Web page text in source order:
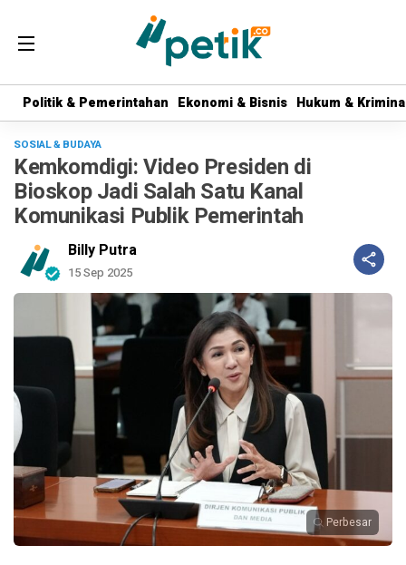
Politik & Pemerintahan Ekonomi & Bisnis Hukum &
Politik & Pemerintahan Ekonomi & Bisnis Hukum &
SOSIAL & BUDAYA
Kemkomdigi: Video Presiden di
Bioskop Jadi Salah Satu Kanal
Komunikasi Publik Pemerintah
Billy Putra
15 Sep 2025
Perbesar